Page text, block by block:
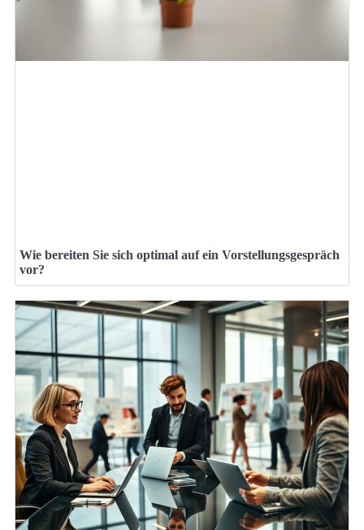
Wie bereiten Sie sich optimal auf ein Vorstellungsgespräch
vor?